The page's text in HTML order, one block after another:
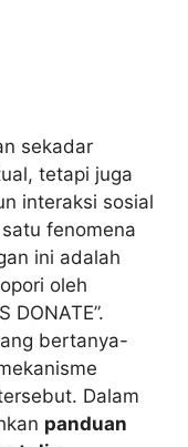
sekadar
tetapi juga
interaksi sosial
fenomena
ini adalah
oleh
DONATE”.
bertanya-
Dalam
panduan